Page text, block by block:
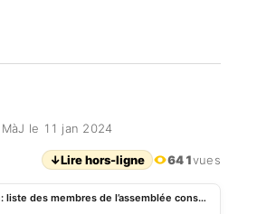
MàJ le 11 jan 2024
↓Lire hors-ligne 641vues
Bénin: liste des membres de l’assemblée consultative du Conseil national de l’éducation